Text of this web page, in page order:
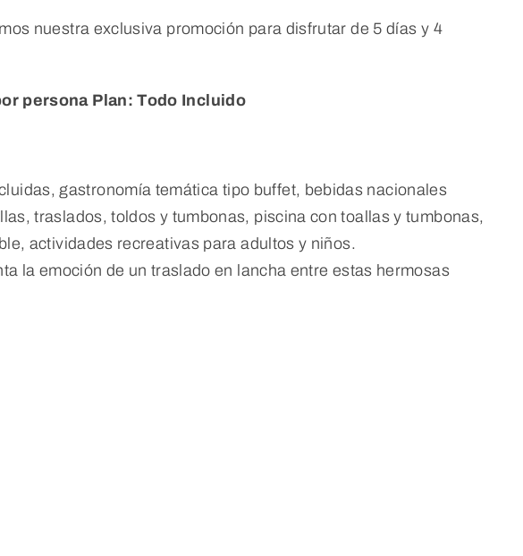
nuestra exclusiva promoción para disfrutar de 5 días y 4
persona Plan: Todo Incluido
gastronomía temática tipo buffet, bebidas nacionales
traslados, toldos y tumbonas, piscina con toallas y tumbonas,
actividades recreativas para adultos y niños.
la emoción de un traslado en lancha entre estas hermosas